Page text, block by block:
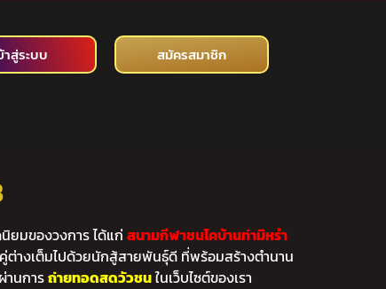
าสู่ระบบ สมัครสมาชิก
ยมของวงการ ได้แก่ สนามกีฬาชนโคบ้านท่ามิหรำ
ต่างเต็มไปด้วยนักสู้สายพันธุ์ดี ที่พร้อมสร้างตำนาน
านการถ่ายทอดสดวัวชนในเว็บไซต์ของเรา